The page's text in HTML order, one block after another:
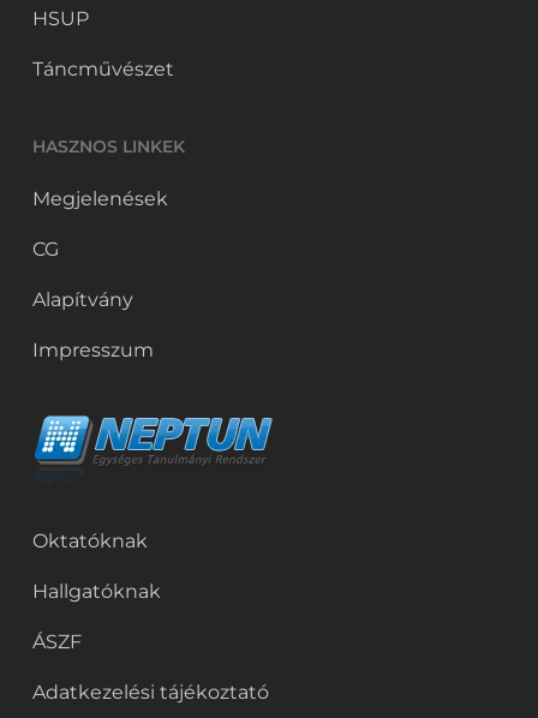
HSUP
Táncművészet
HASZNOS LINKEK
Megjelenések
CG
Alapítvány
Impresszum
Oktatóknak
Hallgatóknak
ÁSZF
Adatkezelési tájékoztató